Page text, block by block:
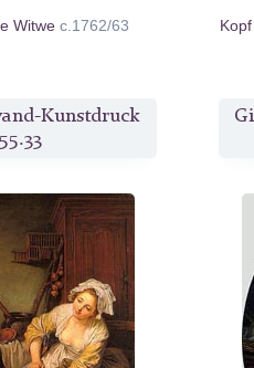
Witwec.1762/63
Kunstdruck